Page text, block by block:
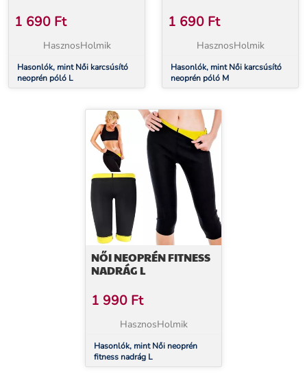
1 690 Ft
HasznosHolmik
Hasonlók, mint Női karcsúsító
neoprén póló L
1 690 Ft
HasznosHolmik
Hasonlók, mint Női karcsúsító
neoprén póló M
NŐI NEOPRÉN FITNESS
NADRÁG L
1 990 Ft
HasznosHolmik
Hasonlók, mint Női neoprén
fitness nadrág L